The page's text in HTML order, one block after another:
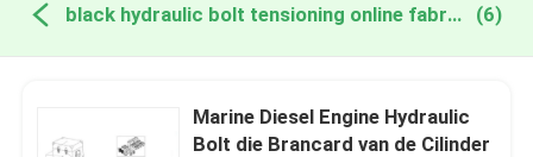
black hydraulic bolt tensioning online fabricage (6)
Marine Diesel Engine Hydraulic
Bolt die Brancard van de Cilinder